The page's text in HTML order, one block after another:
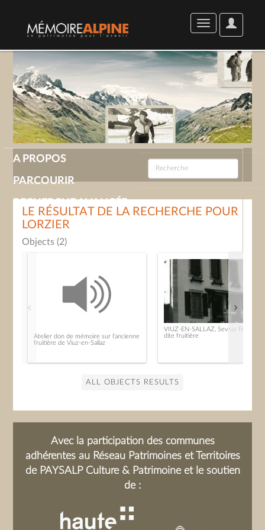
User
Options
Toggle
navigation
A PROPOS
PARCOURIR
RECHERCHE AVANCÉE
GALERIE
CONTACT
LE RÉSULTAT DE LA RECHERCHE POUR
LORZIER
Objects (2)
Atelier don de mémoire sur l'ancienne
fruitière de Viuz-en-Sallaz
VIUZ-EN-SALLAZ, Sevraz
dite fruitière
ALL OBJECTS RESULTS
Avec la participation des communes
adhérentes au Réseau Patrimoines et Territoires
de PAYSALP Culture & Patrimoine et le soutien
de :